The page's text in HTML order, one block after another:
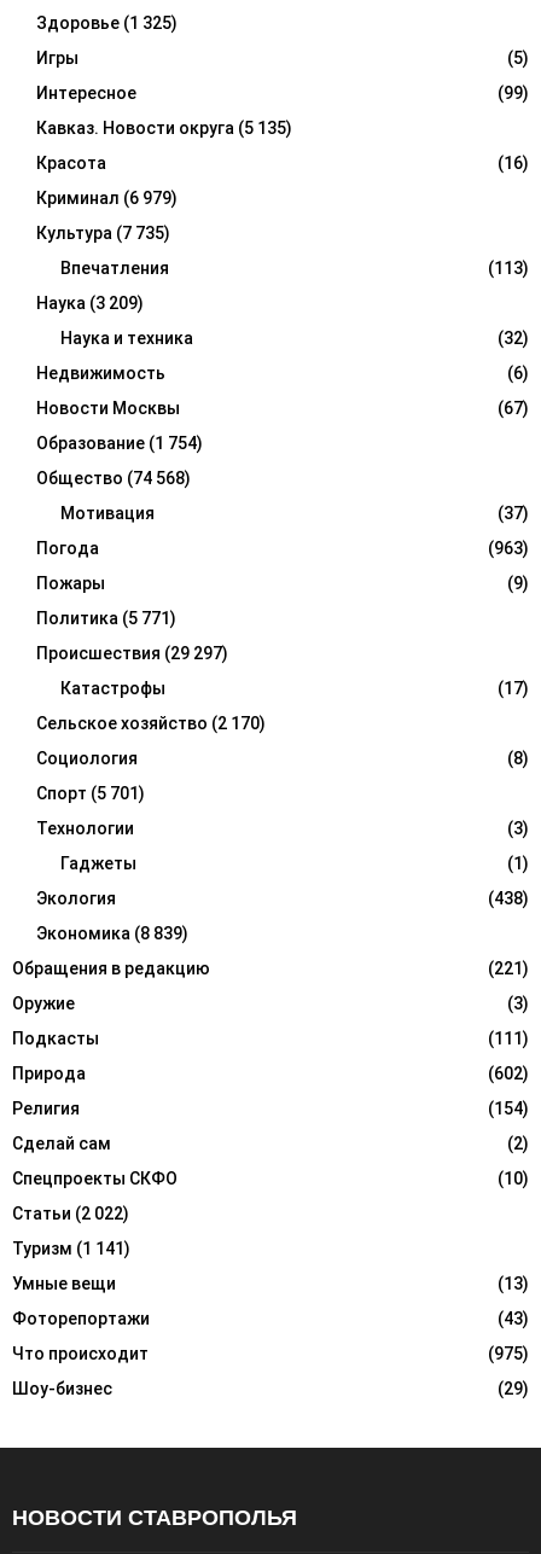
Здоровье (1 325)
Игры
(5)
Интересное
(99)
Кавказ. Новости округа (5 135)
Красота
(16)
Криминал (6 979)
Культура (7 735)
Впечатления
(113)
Наука (3 209)
Наука и техника
(32)
Недвижимость
(6)
Новости Москвы
(67)
Образование (1 754)
Общество (74 568)
Мотивация
(37)
Погода
(963)
Пожары
(9)
Политика (5 771)
Происшествия (29 297)
Катастрофы
(17)
Сельское хозяйство (2 170)
Социология
(8)
Спорт (5 701)
Технологии
(3)
Гаджеты
(1)
Экология
(438)
Экономика (8 839)
Обращения в редакцию
(221)
Оружие
(3)
Подкасты
(111)
Природа
(602)
Религия
(154)
Сделай сам
(2)
Спецпроекты СКФО
(10)
Статьи (2 022)
Туризм (1 141)
Умные вещи
(13)
Фоторепортажи
(43)
Что происходит
(975)
Шоу-бизнес
(29)
НОВОСТИ СТАВРОПОЛЬЯ